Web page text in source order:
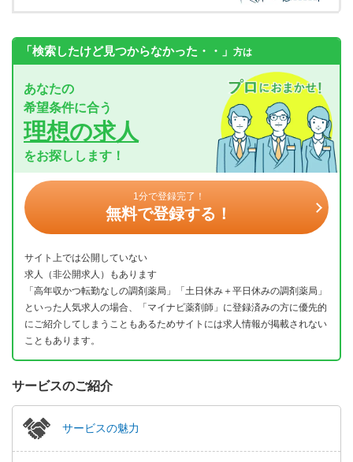
「検索したけど見つからなかった・・」 方は
あなたの
希望条件に合う
理想の求人
をお探しします！
1分で登録完了！
無料で登録する！
サイト上では公開していない
求人（非公開求人）もあります
「高年収かつ転勤なしの調剤薬局」「土日休み＋平日休みの調剤薬局」
といった人気求人の場合、「マイナビ薬剤師」に登録済みの方に優先的
にご紹介してしまうこともあるためサイトには求人情報が掲載されない
こともあります。
サービスのご紹介
サービスの魅力